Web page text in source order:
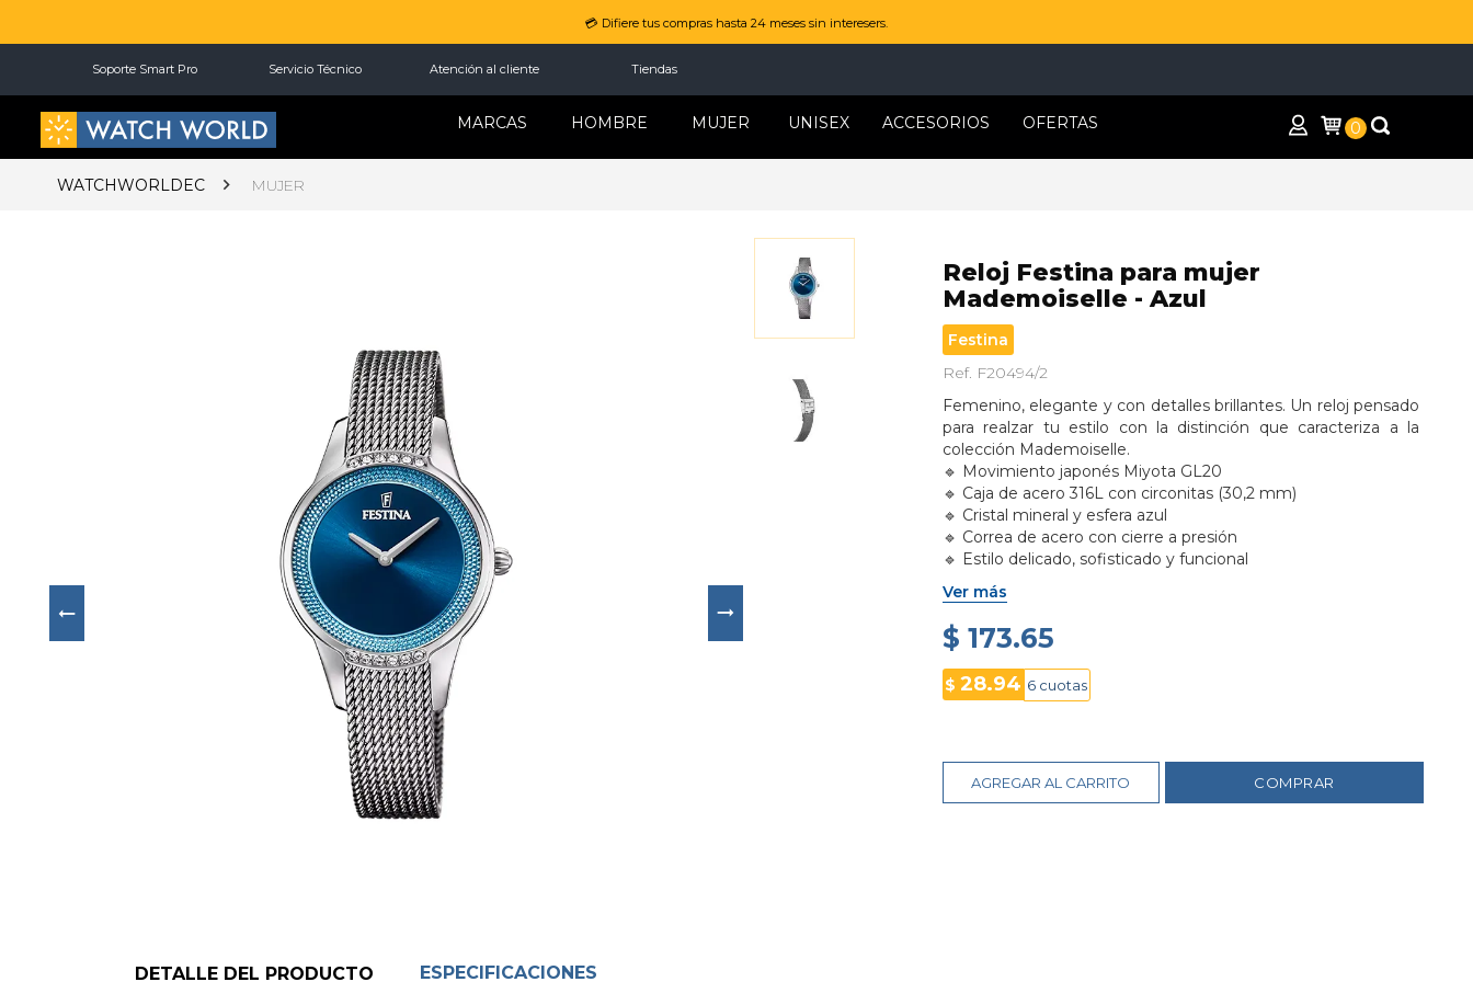
💳 Difiere tus compras hasta 24 meses sin interesers.
Soporte Smart Pro Servicio Técnico Atención al cliente Tiendas
MARCAS HOMBRE MUJER UNISEX ACCESORIOS OFERTAS 0
WATCHWORLDEC MUJER
Reloj Festina para mujer
Mademoiselle - Azul
Festina
Ref. F20494/2
Femenino, elegante y con detalles brillantes. Un reloj pensado
para realzar tu estilo con la distinción que caracteriza a la
colección Mademoiselle.
🔹 Movimiento japonés Miyota GL20
🔹 Caja de acero 316L con circonitas (30,2 mm)
🔹 Cristal mineral y esfera azul
🔹 Correa de acero con cierre a presión
🔹 Estilo delicado, sofisticado y funcional
🔹 Resistente al agua 5 ATM
Ver más
$ 173.65
$28.94 6 cuotas
AGREGAR AL CARRITO COMPRAR
DETALLE DEL PRODUCTO ESPECIFICACIONES